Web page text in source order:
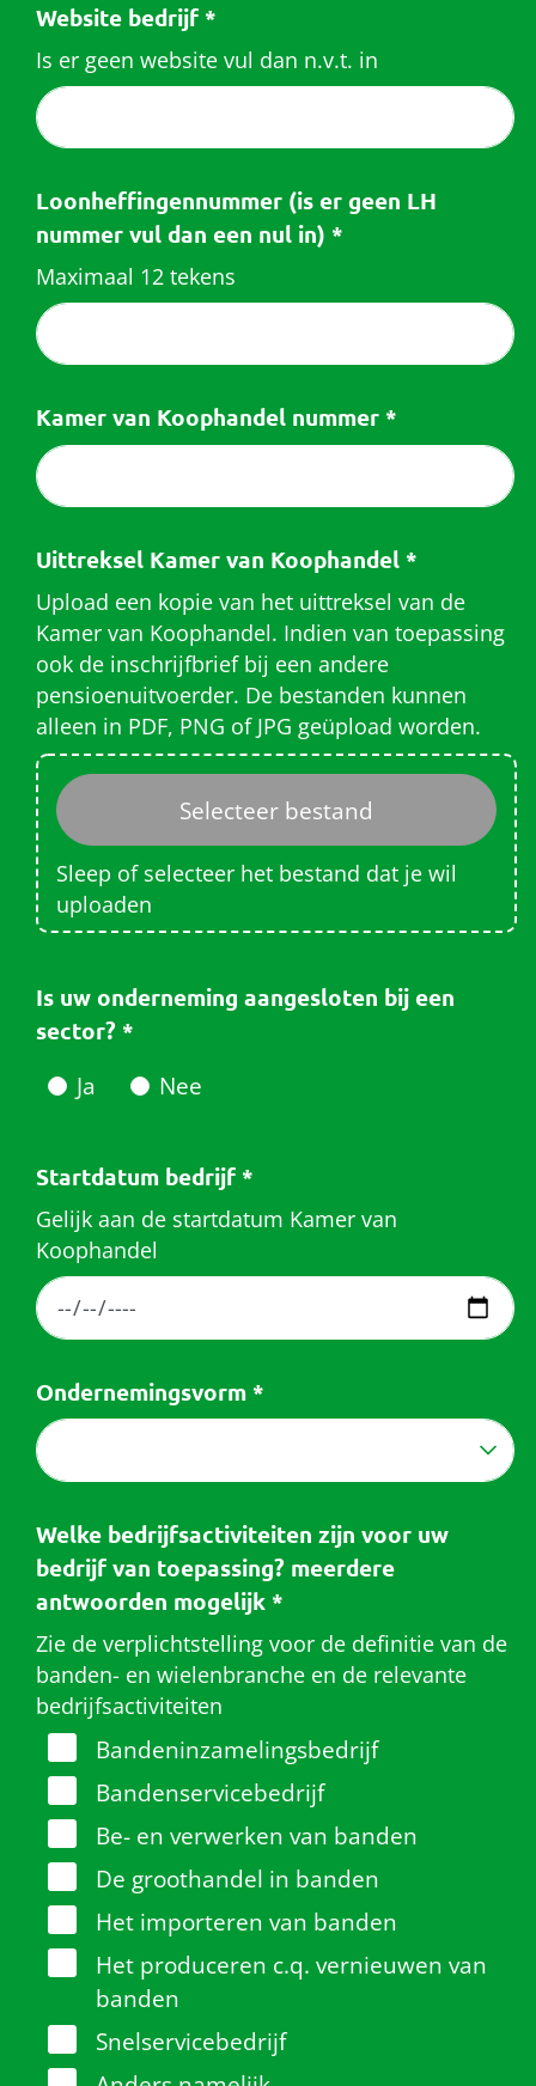
Website bedrijf *
Is er geen website vul dan n.v.t. in
Loonheffingennummer (is er geen LH
nummer vul dan een nul in) *
Maximaal 12 tekens
Kamer van Koophandel nummer *
Uittreksel Kamer van Koophandel *
Upload een kopie van het uittreksel van de
Kamer van Koophandel. Indien van toepassing
ook de inschrijfbrief bij een andere
pensioenuitvoerder. De bestanden kunnen
alleen in PDF, PNG of JPG geüpload worden.
Sleep of selecteer het bestand dat je wil
uploaden
Is uw onderneming aangesloten bij een
sector? *
Ja Nee
Startdatum bedrijf *
Gelijk aan de startdatum Kamer van
Koophandel
Ondernemingsvorm *
Welke bedrijfsactiviteiten zijn voor uw
bedrijf van toepassing? meerdere
antwoorden mogelijk *
Zie de verplichtstelling voor de definitie van de
banden- en wielenbranche en de relevante
bedrijfsactiviteiten
Bandeninzamelingsbedrijf
Bandenservicebedrijf
Be- en verwerken van banden
De groothandel in banden
Het importeren van banden
Het produceren c.q. vernieuwen van
banden
Snelservicebedrijf